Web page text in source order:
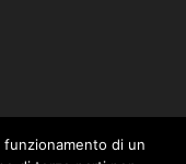
di un